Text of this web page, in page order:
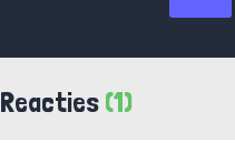
Reacties (1)